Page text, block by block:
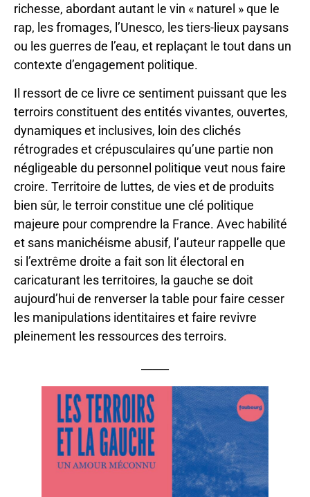
richesse, abordant autant le vin « naturel » que le
rap, les fromages, l’Unesco, les tiers-lieux paysans
ou les guerres de l’eau, et replaçant le tout dans un
contexte d’engagement politique.
Il ressort de ce livre ce sentiment puissant que les
terroirs constituent des entités vivantes, ouvertes,
dynamiques et inclusives, loin des clichés
rétrogrades et crépusculaires qu’une partie non
négligeable du personnel politique veut nous faire
croire. Territoire de luttes, de vies et de produits
bien sûr, le terroir constitue une clé politique
majeure pour comprendre la France. Avec habilité
et sans manichéisme abusif, l’auteur rappelle que
si l’extrême droite a fait son lit électoral en
caricaturant les territoires, la gauche se doit
aujourd’hui de renverser la table pour faire cesser
les manipulations identitaires et faire revivre
pleinement les ressources des terroirs.